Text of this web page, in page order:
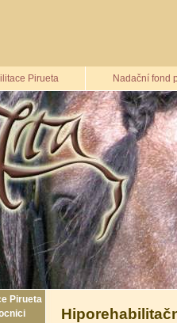
Pirueta
Nadační fond
Pirueta